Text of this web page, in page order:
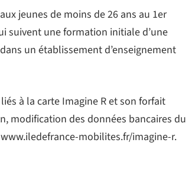
jeunes de moins de 26 ans au 1er
suivent une formation initiale d’une
un établissement d’enseignement
à la carte Imagine R et son forfait
modification des données bancaires du
mobilites.fr/imagine-r.